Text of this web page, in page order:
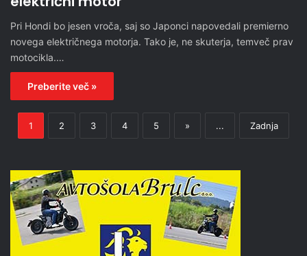
Pri Hondi bo jesen vroča, saj so Japonci napovedali premierno
novega električnega motorja. Tako je, ne skuterja, temveč prav
motocikla.…
Preberite več »
1 2 3 4 5 » ... Zadnja